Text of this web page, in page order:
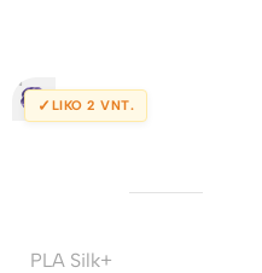
✓ LIKO 2 VNT.
PLA Silk+